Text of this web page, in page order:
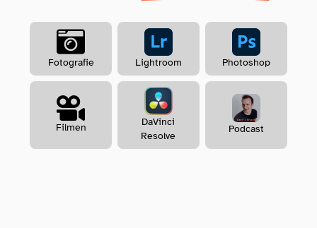
Fotografie Lightroom Photoshop
Filmen
DaVinci
Resolve
Podcast